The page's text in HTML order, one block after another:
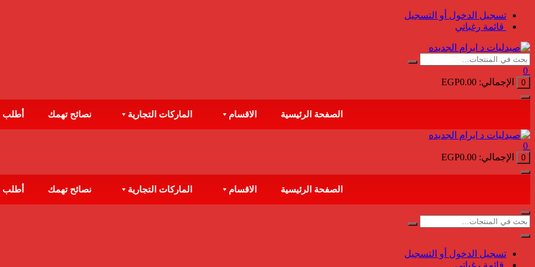
التجاوزتسجيل الدخول أو التسجيل
قائمة رغباتي
0
0 الإجمالي: EGP0.00
الصفحة الرئيسية الاقسام الماركات التجارية نصائح تهمك
0
0 الإجمالي: EGP0.00
الصفحة الرئيسية الاقسام الماركات التجارية نصائح تهمك
تسجيل الدخول أو التسجيل
قائمة رغباتي